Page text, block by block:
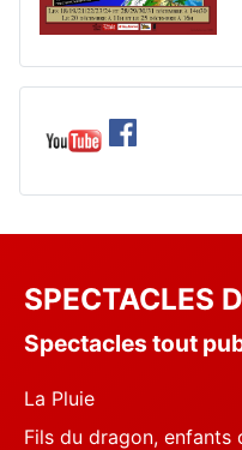
SPECTACLES
Spectacles tout
La Pluie
Fils du dragon, enfants